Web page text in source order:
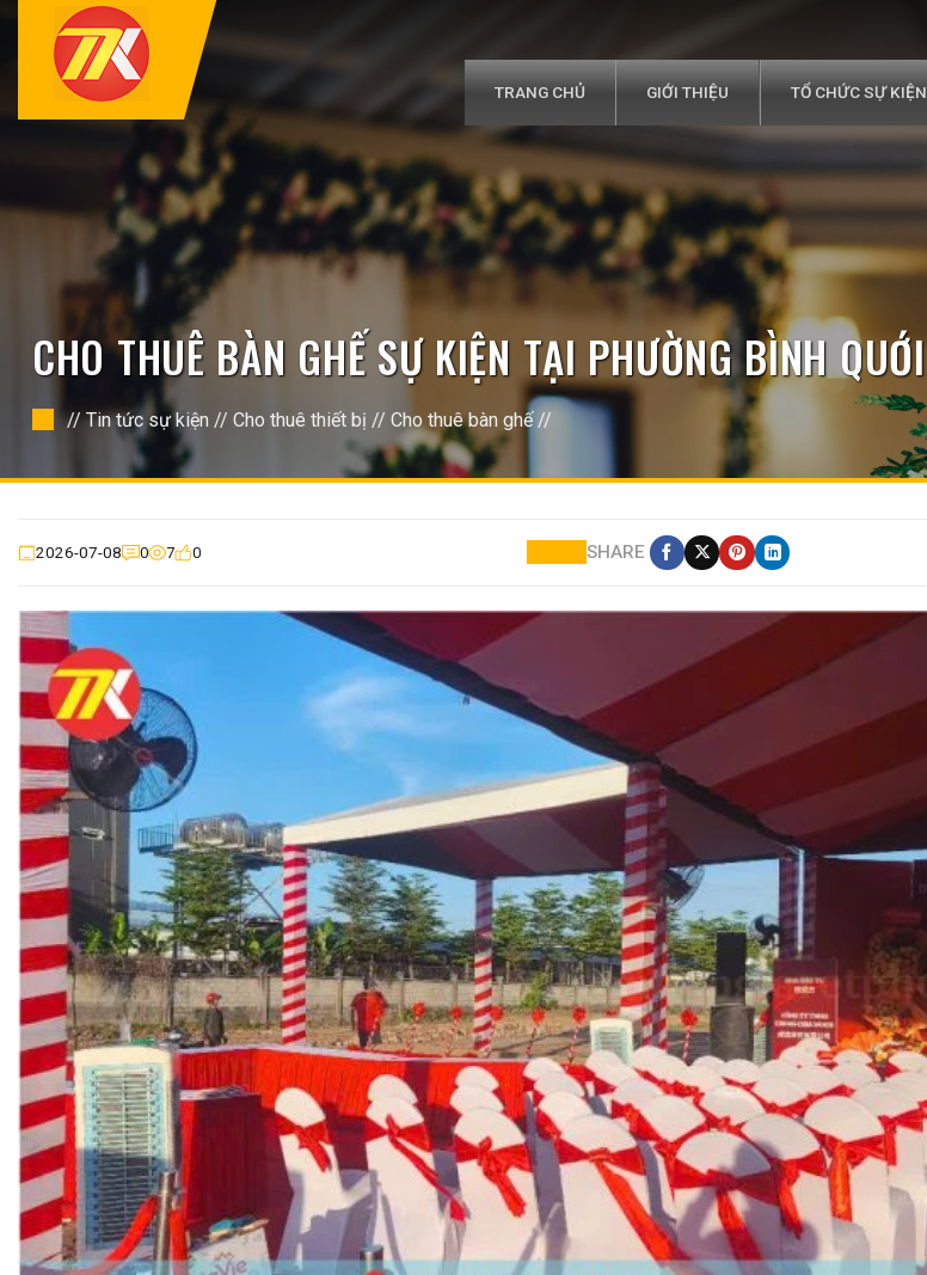
TRANG CHỦ GIỚI THIỆU TỔ CHỨC SỰ KIỆN
CHO THUÊ BÀN GHẾ SỰ KIỆN TẠI PHƯỜNG BÌNH QUỚI
//Tin tức sự kiện // Cho thuê thiết bị // Cho thuê bàn ghế//
2026-07-08 0 7 0 SHARE